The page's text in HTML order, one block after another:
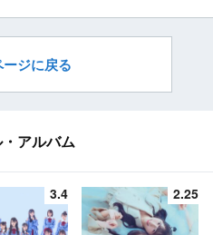
ージに戻る
アルバム
3.4 2.25